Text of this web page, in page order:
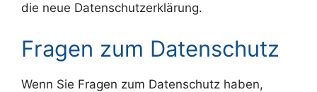
die neue Datenschutzerklärung.
Fragen zum Datenschutz
Wenn Sie Fragen zum Datenschutz haben,